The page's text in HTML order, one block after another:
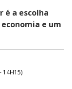
é a escolha
e um
14H15)